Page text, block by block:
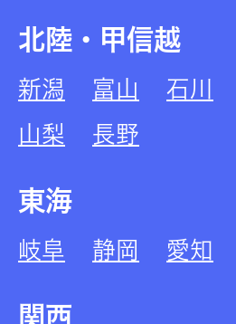
北陸・甲信越
新潟 富山 石川
山梨
長野
東海
岐阜 静岡 愛知
関西